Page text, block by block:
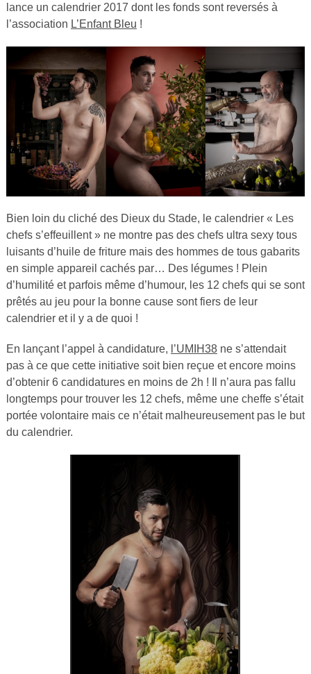
le
22
Mère
lance un calendrier 2017 dont les fonds sont reversés à
l’association L’Enfant Bleu !
Bien loin du cliché des Dieux du Stade, le calendrier « Les
chefs s’effeuillent » ne montre pas des chefs ultra sexy tous
luisants d’huile de friture mais des hommes de tous gabarits
en simple appareil cachés par… Des légumes ! Plein
d’humilité et parfois même d’humour, les 12 chefs qui se sont
prêtés au jeu pour la bonne cause sont fiers de leur
calendrier et il y a de quoi !
En lançant l’appel à candidature, l’UMIH38ne s’attendait
pas à ce que cette initiative soit bien reçue et encore moins
d’obtenir 6 candidatures en moins de 2h ! Il n’aura pas fallu
longtemps pour trouver les 12 chefs, même une cheffe s’était
portée volontaire mais ce n’était malheureusement pas le but
du calendrier.